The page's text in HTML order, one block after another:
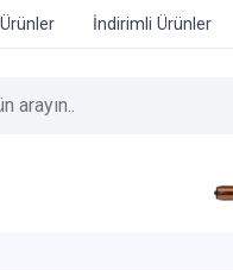
İndirimli Ürünler